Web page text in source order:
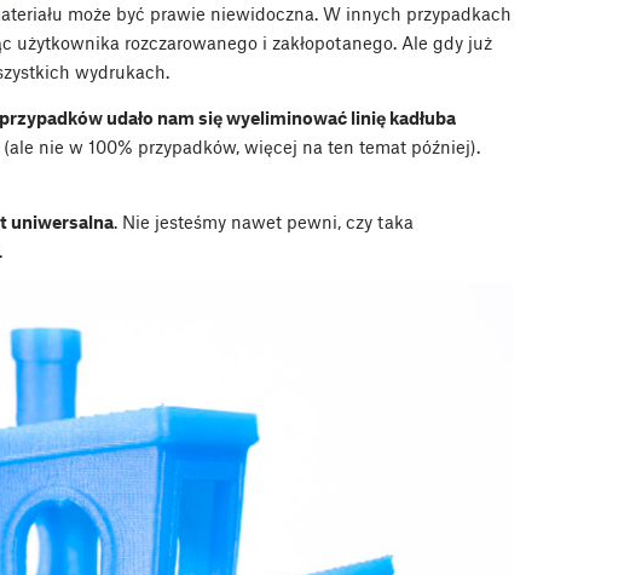
może być prawie niewidoczna. W innych przypadkach
użytkownika rozczarowanego i zakłopotanego. Ale gdy już
wydrukach.
udało nam się wyeliminować linię kadłuba
(ale nie w 100% przypadków, więcej na ten temat później).
uniwersalna. Nie jesteśmy nawet pewni, czy taka